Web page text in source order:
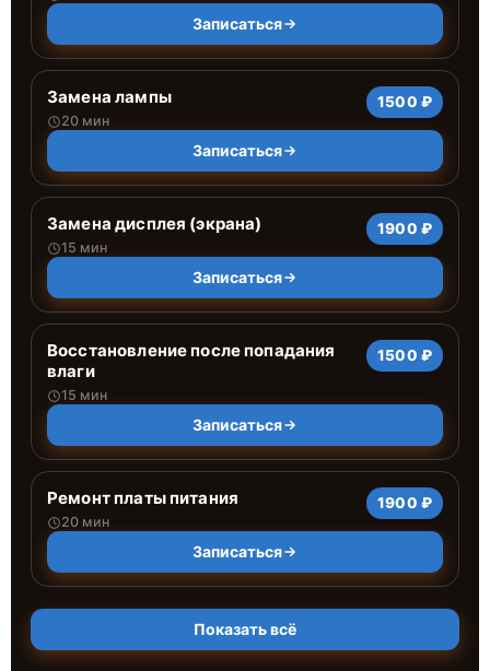
Записаться
Замена лампы
20 мин
1500 ₽
Записаться
Замена дисплея (экрана)
15 мин
1900 ₽
Записаться
Восстановление после попадания
влаги
15 мин
1500 ₽
Записаться
Ремонт платы питания
20 мин
1900 ₽
Записаться
Показать всё